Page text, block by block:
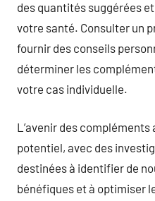
des quantités suggérées
votre santé. Consulter un
fournir des conseils
déterminer les
votre cas individuelle.
L’avenir des
potentiel, avec des
destinées à identifier de
bénéfiques et à optimiser